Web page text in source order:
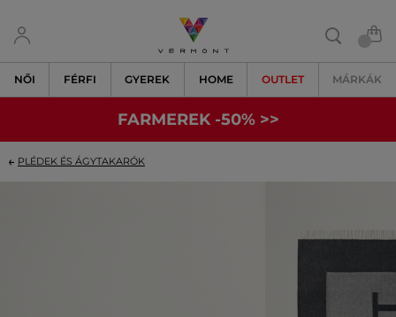
NŐI FÉRFI GYEREK HOME OUTLET MÁRKÁK
FARMEREK -50% >>
PLÉDEK ÉS ÁGYTAKARÓK